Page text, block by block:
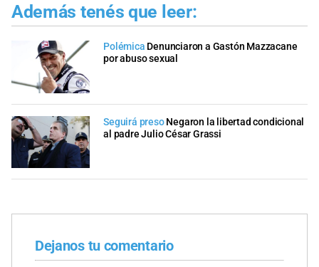
Además tenés que leer:
Polémica Denunciaron a Gastón Mazzacane
por abuso sexual
Seguirá preso Negaron la libertad condicional
al padre Julio César Grassi
Dejanos tu comentario